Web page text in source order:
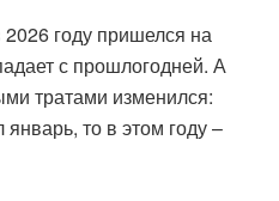
году пришелся на
с прошлогодней. А
тратами изменился:
то в этом году –